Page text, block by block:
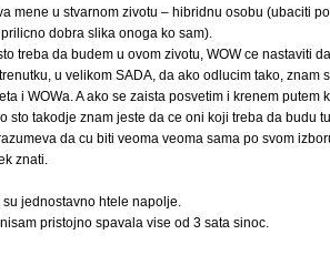
mene u stvarnom zivotu – hibridnu osobu (ubaciti
dobra slika onoga ko sam).
treba da budem u ovom zivotu, WOW ce nastaviti
u velikom SADA, da ako odlucim tako,
i WOWa. A ako se zaista posvetim i krenem
takodje znam jeste da ce oni koji treba da budu
da cu biti veoma veoma sama po svom
znati.
jednostavno htele napolje.
pristojno spavala vise od 3 sata sinoc.